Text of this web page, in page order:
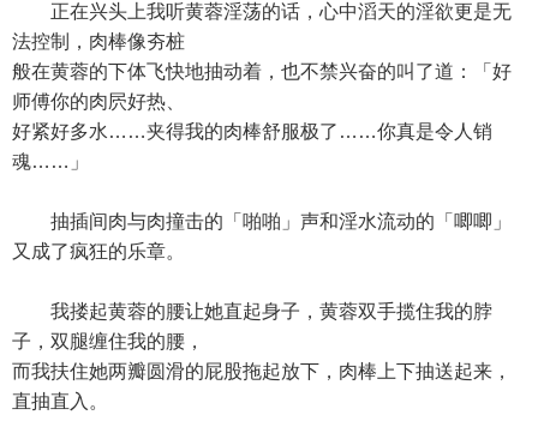
正在兴头上我听黄蓉淫荡的话，心中滔天的淫欲更是无
法控制，肉棒像夯桩
般在黄蓉的下体飞快地抽动着，也不禁兴奋的叫了道：「好
师傅你的肉屄好热、
好紧好多水……夹得我的肉棒舒服极了……你真是令人销
魂……」
抽插间肉与肉撞击的「啪啪」声和淫水流动的「唧唧」
又成了疯狂的乐章。
我搂起黄蓉的腰让她直起身子，黄蓉双手揽住我的脖
子，双腿缠住我的腰，
而我扶住她两瓣圆滑的屁股拖起放下，肉棒上下抽送起来，
直抽直入。